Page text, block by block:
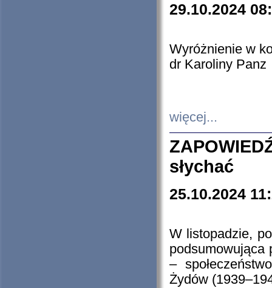
29.10.2024
Wyróżnienie w
dr Karoliny Panz
więcej...
słychać
25.10.2024
W listopadzie,
podsumowująca
–
Żydów